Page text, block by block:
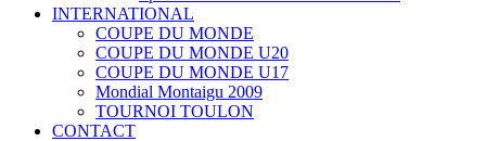
INTERNATIONAL
COUPE DU MONDE
COUPE DU MONDE U20
COUPE DU MONDE U17
Mondial Montaigu 2009
TOURNOI TOULON
CONTACT